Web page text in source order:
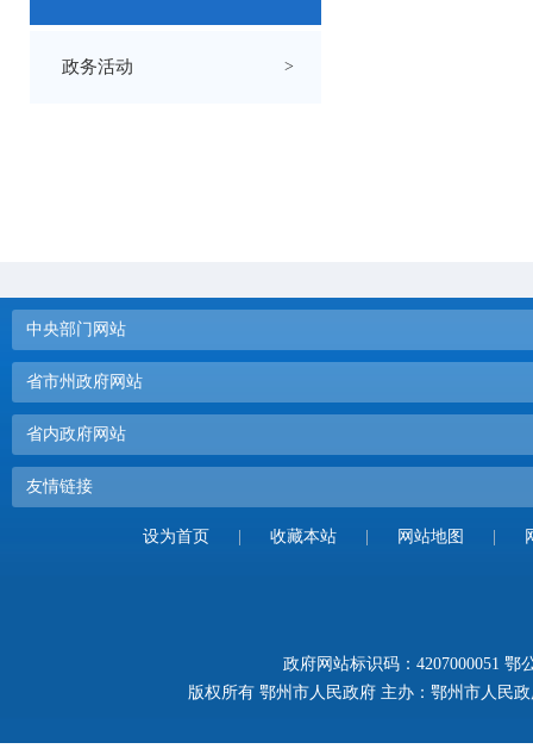
政务活动 >
中央部门网站
省市州政府网站
省内政府网站
友情链接
设为首页 收藏本站 网站地图
政府网站标识码：4207000051 鄂
版权所有 鄂州市人民政府 主办：鄂州市人民